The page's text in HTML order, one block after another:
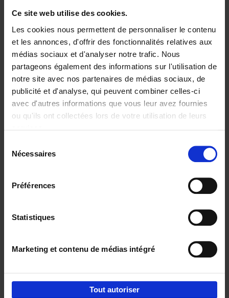
Ce site web utilise des cookies.
Les cookies nous permettent de personnaliser le contenu
et les annonces, d'offrir des fonctionnalités relatives aux
médias sociaux et d'analyser notre trafic. Nous
partageons également des informations sur l'utilisation de
notre site avec nos partenaires de médias sociaux, de
publicité et d'analyse, qui peuvent combiner celles-ci
avec d'autres informations que vous leur avez fournies
ou qu'ils ont collectées lors de votre utilisation de leurs
Nécessaires
Préférences
Statistiques
Marketing et contenu de médias intégré
Tout autoriser
Building Bonds = Building
Business
Jochen Roef Jozefien De Feyter
Carolien Boom
Couverture souple
2025 200
€29,99
Digital marketing like a PRO -
completely revised edition (EN)